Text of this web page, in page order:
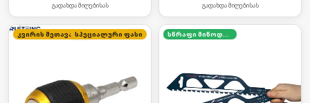
გადახდა მიღებისას გადახდა მიღებისას
კვირის შეთავაზება
სპეციალური ფასი სწრაფი მიწოდება